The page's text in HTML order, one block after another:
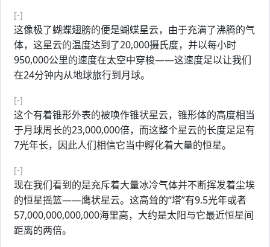
[-]
这像极了蝴蝶翅膀的便是蝴蝶星云，由于充满了沸腾的气
体，这星云的温度达到了20,000摄氏度，并以每小时
950,000公里的速度在太空中穿梭——这速度足以让我们
在24分钟内从地球旅行到月球。
[-]
这个有着锥形外表的被唤作锥状星云，锥形体的高度相当
于月球周长的23,000,000倍，而这整个星云的长度足足有
7光年长，因此人们相信它当中孵化着大量的恒星。
[-]
现在我们看到的是充斥着大量冰冷气体并不断挥发着尘埃
的恒星摇篮——鹰状星云。这高耸的“塔”有9.5光年或者
57,000,000,000,000海里高，大约是太阳与它最近恒星间
距离的两倍。